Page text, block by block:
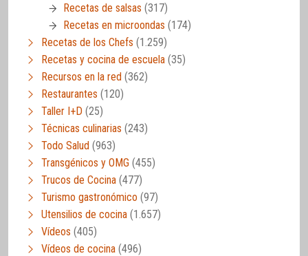
Recetas de salsas (317)
Recetas en microondas (174)
Recetas de los Chefs (1.259)
Recetas y cocina de escuela (35)
Recursos en la red (362)
Restaurantes (120)
Taller I+D (25)
Técnicas culinarias (243)
Todo Salud (963)
Transgénicos y OMG (455)
Trucos de Cocina (477)
Turismo gastronómico (97)
Utensilios de cocina (1.657)
Vídeos (405)
Vídeos de cocina (496)